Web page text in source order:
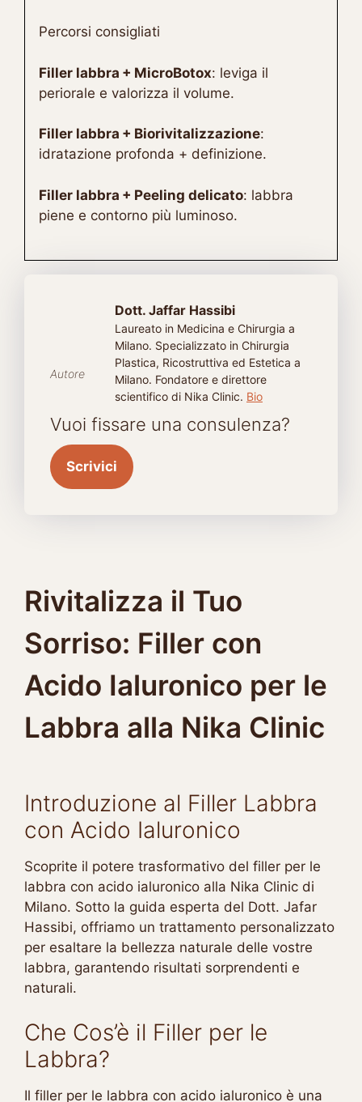
Percorsi consigliati
Filler labbra + MicroBotox: leviga il
periorale e valorizza il volume.
Filler labbra + Biorivitalizzazione:
idratazione profonda + definizione.
Filler labbra + Peeling delicato: labbra
piene e contorno più luminoso.
Autore
Dott. Jaffar Hassibi
Laureato in Medicina e Chirurgia a
Milano. Specializzato in Chirurgia
Plastica, Ricostruttiva ed Estetica a
Milano. Fondatore e direttore
scientifico di Nika Clinic. Bio
Vuoi fissare una consulenza?
Scrivici
Rivitalizza il Tuo
Sorriso: Filler con
Acido Ialuronico per le
Labbra alla Nika Clinic
Introduzione al Filler Labbra
con Acido Ialuronico
Scoprite il potere trasformativo del filler per le
labbra con acido ialuronico alla Nika Clinic di
Milano. Sotto la guida esperta del Dott. Jafar
Hassibi, offriamo un trattamento personalizzato
per esaltare la bellezza naturale delle vostre
labbra, garantendo risultati sorprendenti e
naturali.
Che Cos’è il Filler per le
Labbra?
Il filler per le labbra con acido ialuronico è una